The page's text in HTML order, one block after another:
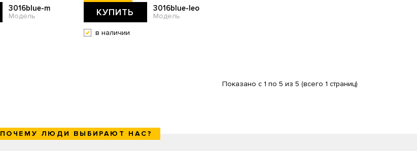
3016blue-m
Модель
КУПИТЬ 3016blue-leo
Модель
в наличии
Показано с 1 по 5 из 5 (всего 1 страниц)
ПОЧЕМУ ЛЮДИ ВЫБИРАЮТ НАС?